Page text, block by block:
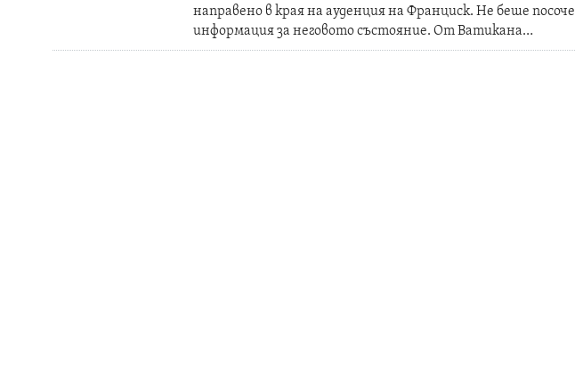
направено в края на ауденция на Франциск. Не беше
информация за неговото състояние. От Ватикана…